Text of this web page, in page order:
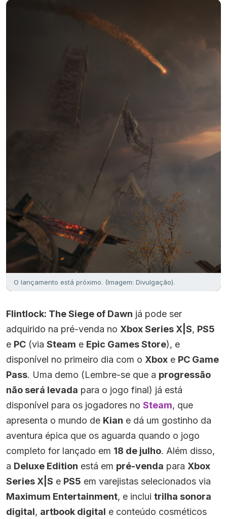
O lançamento está próximo. (Imagem: Divulgação).
Flintlock: The Siege of Dawn já pode ser
adquirido na pré-venda no Xbox Series X|S, PS5
e PC (via Steam e Epic Games Store), e
disponível no primeiro dia com o Xbox e PC Game
Pass. Uma demo (Lembre-se que a progressão
não será levada para o jogo final) já está
disponível para os jogadores no Steam, que
apresenta o mundo de Kian e dá um gostinho da
aventura épica que os aguarda quando o jogo
completo for lançado em 18 de julho. Além disso,
a Deluxe Edition está em pré-venda para Xbox
Series X|S e PS5 em varejistas selecionados via
Maximum Entertainment, e inclui trilha sonora
digital, artbook digital e conteúdo cosméticos